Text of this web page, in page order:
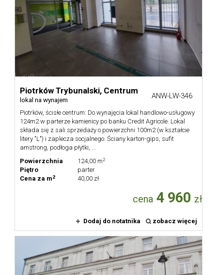
Piotrków Trybunalski, Centrum
lokal na wynajem ANW-LW-346
Piotrków, ścisłe centrum: Do wynajęcia lokal handlowo-usługowy
124m2 w parterze kamienicy po banku Credit Agricole. Lokal
składa się z sali sprzedaży o powierzchni 100m2 (w kształcie
litery "L") i zaplecza socjalnego. Ściany karton-gips, sufit
amstrong, podłoga płytki, ...
Powierzchnia
124,00 m2
Piętro
parter
Cena za m2 40,00 zł
cena 4 960 zł
Dodaj do notatnika zobacz więcej